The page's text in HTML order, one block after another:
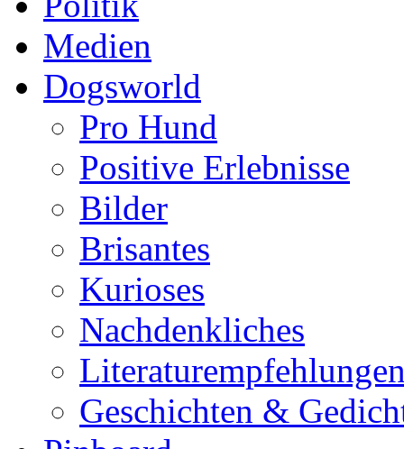
Medien
Dogsworld
Pro Hund
Positive Erlebnisse
Bilder
Brisantes
Kurioses
Nachdenkliches
Geschichten &